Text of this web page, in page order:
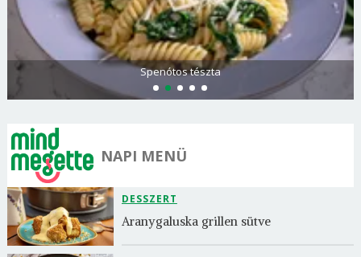
Spenótos tészta
NAPI MENÜ
DESSZERT
Aranygaluska grillen sütve